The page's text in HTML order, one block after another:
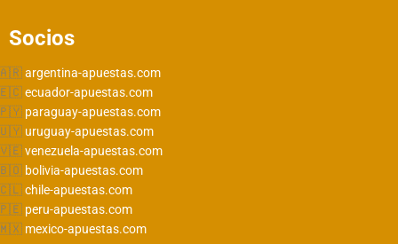
Socios
argentina-apuestas.com
ecuador-apuestas.com
paraguay-apuestas.com
uruguay-apuestas.com
venezuela-apuestas.com
bolivia-apuestas.com
chile-apuestas.com
peru-apuestas.com
mexico-apuestas.com